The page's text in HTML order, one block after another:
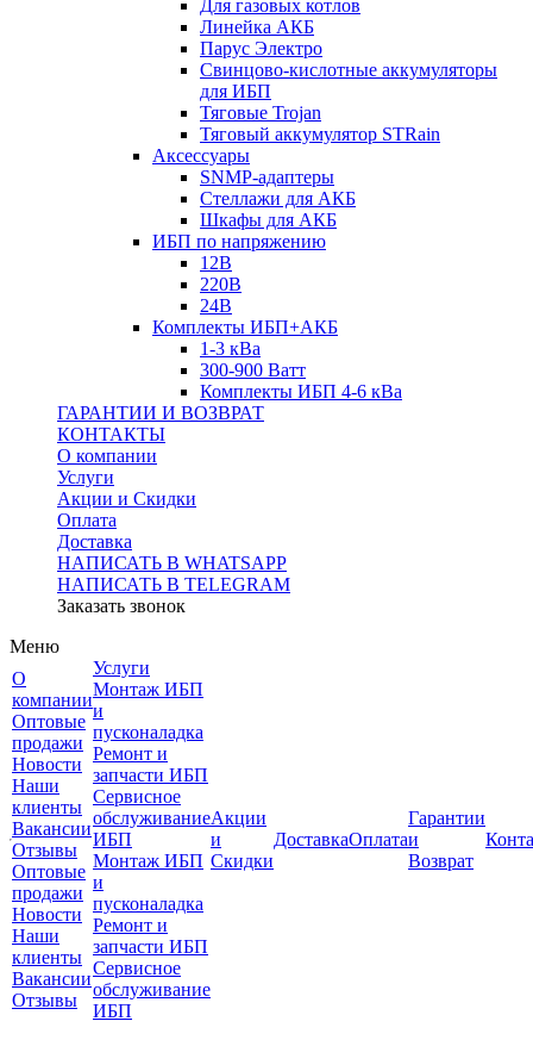
Для газовых котлов
Линейка АКБ
Парус Электро
Свинцово-кислотные аккумуляторы
для ИБП
Тяговые Trojan
Тяговый аккумулятор STRain
Аксессуары
SNMP-адаптеры
Стеллажи для АКБ
Шкафы для АКБ
ИБП по напряжению
12В
220В
24В
Комплекты ИБП+АКБ
1-3 кВа
300-900 Ватт
Комплекты ИБП 4-6 кВа
ГАРАНТИИ И ВОЗВРАТ
КОНТАКТЫ
О компании
Услуги
Акции и Скидки
Оплата
Доставка
НАПИСАТЬ В WHATSAPP
НАПИСАТЬ В TELEGRAM
Заказать звонок
Меню
О
компании
Оптовые
продажи
Новости
Наши
клиенты
Вакансии
Отзывы
Оптовые
продажи
Новости
Наши
клиенты
Вакансии
Отзывы
Услуги
Монтаж ИБП
и
пусконаладка
Ремонт и
запчасти ИБП
Сервисное
обслуживание
ИБП
Монтаж ИБП
и
пусконаладка
Ремонт и
запчасти ИБП
Сервисное
обслуживание
ИБП
Акции
и
Скидки
ДоставкаОплата
Гарантии
и
Возврат